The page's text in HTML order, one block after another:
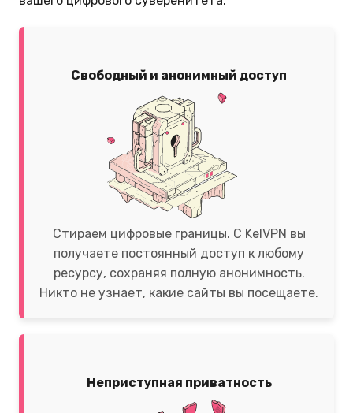
Свободный и анонимный доступ
Стираем цифровые границы. С KelVPN вы
получаете постоянный доступ к любому
ресурсу, сохраняя полную анонимность.
Никто не узнает, какие сайты вы посещаете.
Неприступная приватность